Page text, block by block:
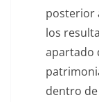
posterior
los
apartado
dentro